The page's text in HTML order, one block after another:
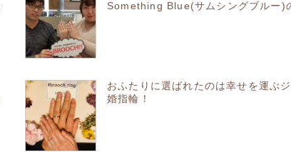
Something Blue(サムシングブルー)
おふたりに選ばれたのは幸せを運ぶ
婚指輪！